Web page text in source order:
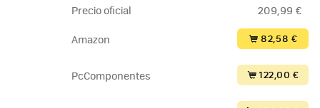
Precio oficial 209,99 €
Amazon 82,58 €
PcComponentes 122,00 €